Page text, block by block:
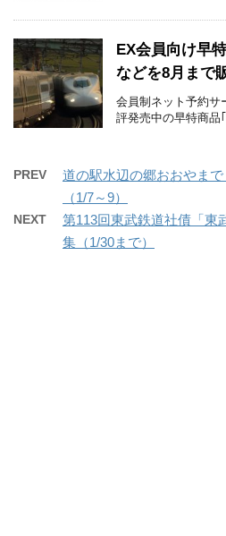
EX会員向け早
などを8月まで
会員制ネット予約サ
評発売中の早特商品
PREV
道の駅水辺の郷おおやまで
（1/7～9）
NEXT
第113回東武鉄道社債「東
集（1/30まで）